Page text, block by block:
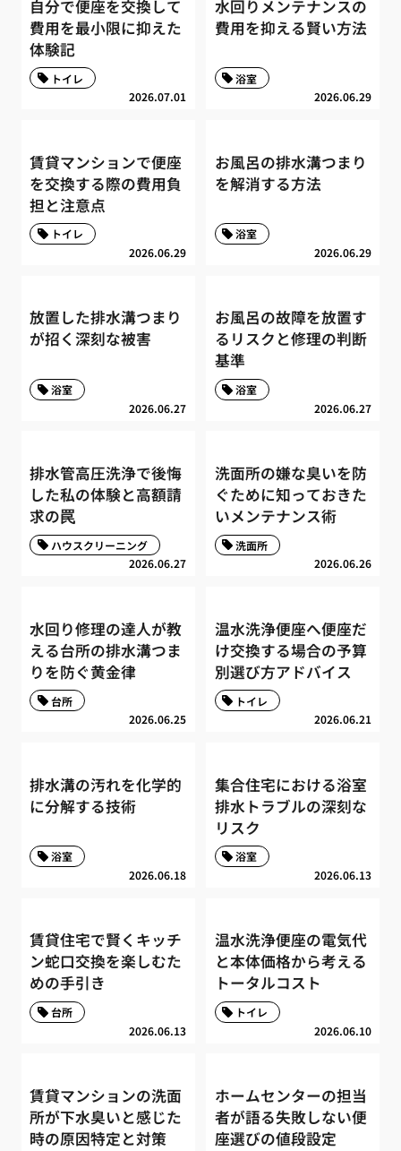
自分で便座を交換して
費用を最小限に抑えた
体験記
2026.07.01
トイレ
水回りメンテナンスの
費用を抑える賢い方法
2026.06.29
浴室
賃貸マンションで便座
を交換する際の費用負
担と注意点
2026.06.29
トイレ
お風呂の排水溝つまり
を解消する方法
2026.06.29
浴室
放置した排水溝つまり
が招く深刻な被害
2026.06.27
浴室
お風呂の故障を放置す
るリスクと修理の判断
基準
2026.06.27
浴室
排水管高圧洗浄で後悔
した私の体験と高額請
求の罠
2026.06.27
ハウスクリーニング
洗面所の嫌な臭いを防
ぐために知っておきた
いメンテナンス術
2026.06.26
洗面所
水回り修理の達人が教
える台所の排水溝つま
りを防ぐ黄金律
2026.06.25
台所
温水洗浄便座へ便座だ
け交換する場合の予算
別選び方アドバイス
2026.06.21
トイレ
排水溝の汚れを化学的
に分解する技術
2026.06.18
浴室
集合住宅における浴室
排水トラブルの深刻な
リスク
2026.06.13
浴室
賃貸住宅で賢くキッチ
ン蛇口交換を楽しむた
めの手引き
2026.06.13
台所
温水洗浄便座の電気代
と本体価格から考える
トータルコスト
2026.06.10
トイレ
賃貸マンションの洗面
所が下水臭いと感じた
時の原因特定と対策
ホームセンターの担当
者が語る失敗しない便
座選びの値段設定